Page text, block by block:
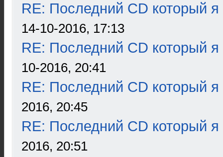
RE: Последний CD который я
14-10-2016, 17:13
RE: Последний CD который я
10-2016, 20:41
RE: Последний CD который я
2016, 20:45
RE: Последний CD который я
2016, 20:51